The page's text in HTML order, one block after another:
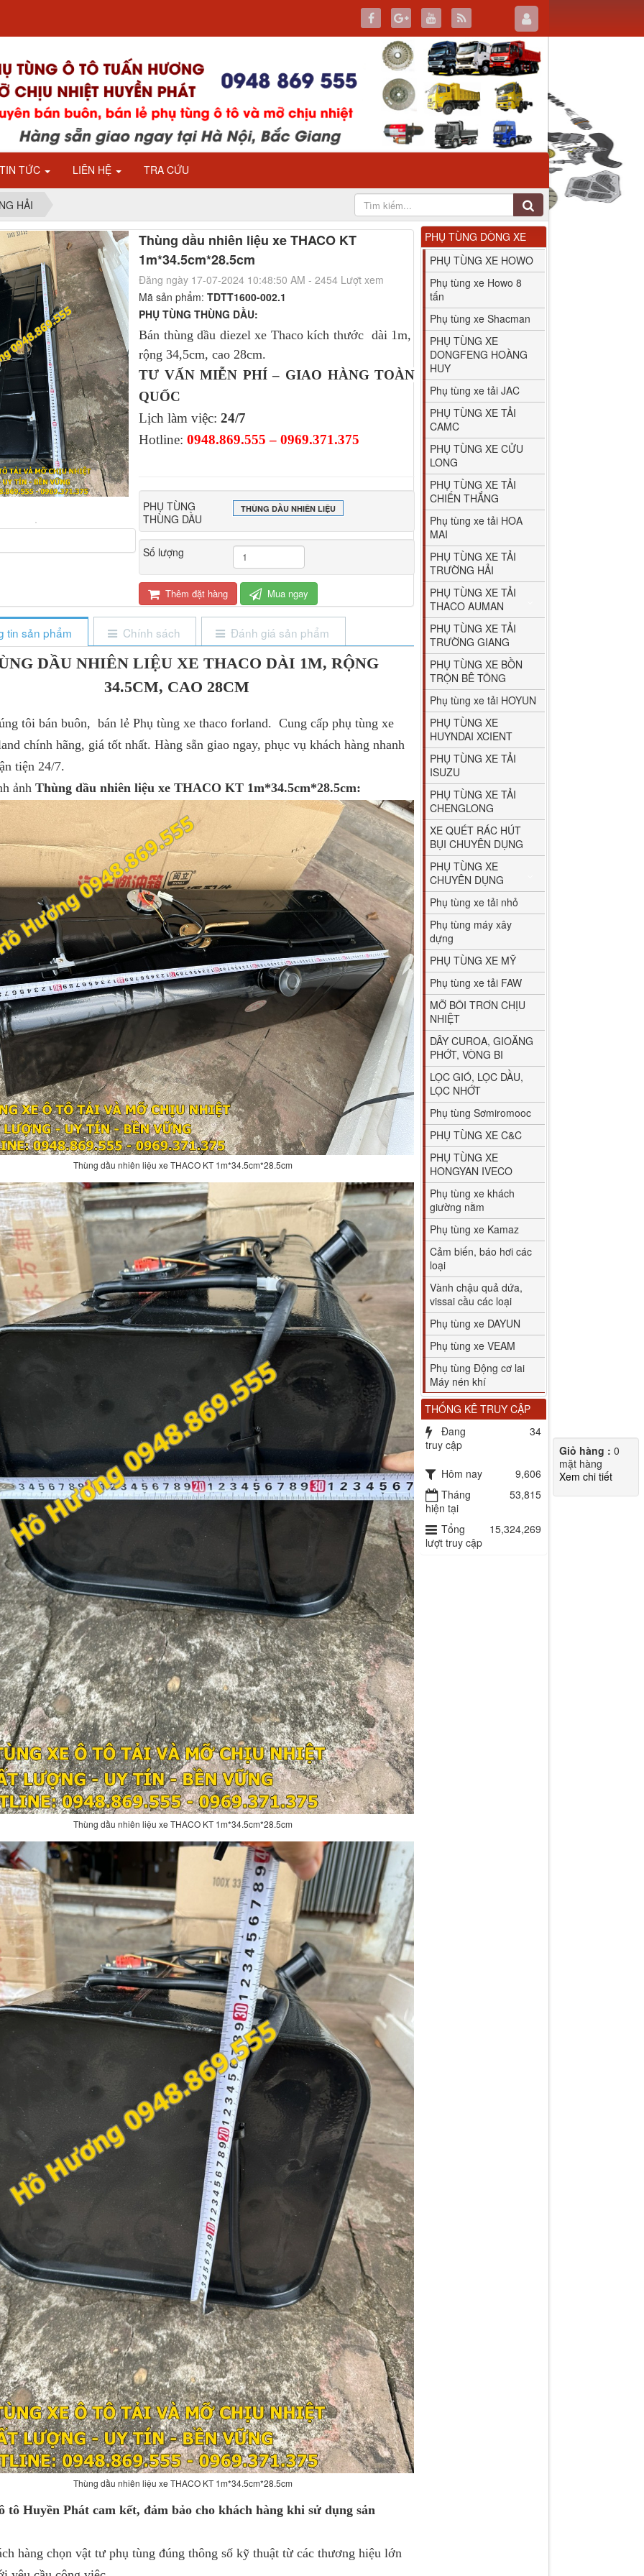
TIN TỨC LIÊN HỆ TRA CỨU
HẢI
Thùng dầu nhiên liệu xe THACO KT
1m*34.5cm*28.5cm
Đăng ngày 17-07-2024 10:48:50 AM - 2454 Lượt xem
Mã sản phẩm: TDTT1600-002.1
PHỤ TÙNG THÙNG DẦU:
Bán thùng dầu diezel xe Thaco kích thước dài 1m,
rộng 34,5cm, cao 28cm.
TƯ VẤN MIỄN PHÍ – GIAO HÀNG TOÀN
QUỐC
Lịch làm việc: 24/7
Hotline: 0948.869.555 – 0969.371.375
PHỤ TÙNG
THÙNG DẦU
THÙNG DẦU NHIÊN LIỆU
Số lượng
Thêm đặt hàng Mua ngay
tin sản phẩm Chính sách Đánh giá sản phẩm
DẦU NHIÊN LIỆU XE THACO DÀI 1M, RỘNG
34.5CM, CAO 28CM
bán buôn, bán lẻ Phụ tùng xe thaco forland. Cung cấp phụ tùng xe
chính hãng, giá tốt nhất. Hàng sẵn giao ngay, phục vụ khách hàng nhanh
tiện 24/7.
Thùng dầu nhiên liệu xe THACO KT 1m*34.5cm*28.5cm:
Thùng dầu nhiên liệu xe THACO KT 1m*34.5cm*28.5cm
Thùng dầu nhiên liệu xe THACO KT 1m*34.5cm*28.5cm
Thùng dầu nhiên liệu xe THACO KT 1m*34.5cm*28.5cm
tô Huyền Phát cam kết, đảm bảo cho khách hàng khi sử dụng sản
hàng chọn vật tư phụ tùng đúng thông số kỹ thuật từ các thương hiệu lớn
PHỤ TÙNG DÒNG XE
PHỤ TÙNG XE HOWO
Phụ tùng xe Howo 8
tấn
Phụ tùng xe Shacman
PHỤ TÙNG XE
DONGFENG HOÀNG
HUY
Phụ tùng xe tải JAC
PHỤ TÙNG XE TẢI
CAMC
PHỤ TÙNG XE CỬU
LONG
PHỤ TÙNG XE TẢI
CHIẾN THẮNG
Phụ tùng xe tải HOA
MAI
PHỤ TÙNG XE TẢI
TRƯỜNG HẢI
PHỤ TÙNG XE TẢI
THACO AUMAN
PHỤ TÙNG XE TẢI
TRƯỜNG GIANG
PHỤ TÙNG XE BỒN
TRỘN BÊ TÔNG
Phụ tùng xe tải HOYUN
PHỤ TÙNG XE
HUYNDAI XCIENT
PHỤ TÙNG XE TẢI
ISUZU
PHỤ TÙNG XE TẢI
CHENGLONG
XE QUÉT RÁC HÚT
BỤI CHUYÊN DỤNG
PHỤ TÙNG XE
CHUYÊN DỤNG
Phụ tùng xe tải nhỏ
Phụ tùng máy xây
dựng
PHỤ TÙNG XE MỸ
Phụ tùng xe tải FAW
MỠ BÔI TRƠN CHỊU
NHIỆT
DÂY CUROA, GIOĂNG
PHỚT, VÒNG BI
LỌC GIÓ, LỌC DẦU,
LỌC NHỚT
Phụ tùng Sơmiromooc
PHỤ TÙNG XE C&C
PHỤ TÙNG XE
HONGYAN IVECO
Phụ tùng xe khách
giường nằm
Phụ tùng xe Kamaz
Cảm biến, báo hơi các
loại
Vành chậu quả dứa,
vissai cầu các loại
Phụ tùng xe DAYUN
Phụ tùng xe VEAM
Phụ tùng Động cơ lai
Máy nén khí
THỐNG KÊ TRUY CẬP
Đang
truy cập
34
Hôm nay
9,606
Tháng
hiện tại
53,815
Tổng
lượt truy cập
15,324,269
Giỏ hàng : 0
mặt hàng
Xem chi tiết